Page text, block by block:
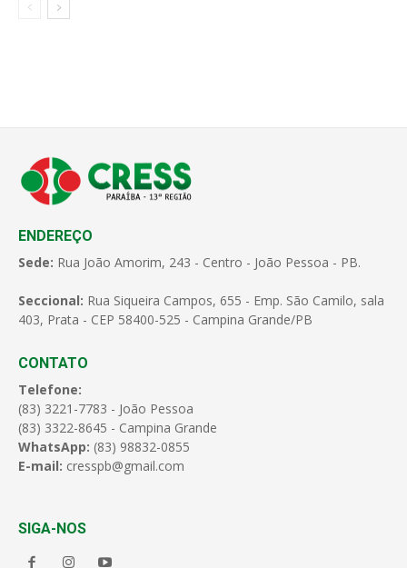
ENDEREÇO
Sede: Rua João Amorim, 243 - Centro - João Pessoa - PB.
Seccional: Rua Siqueira Campos, 655 - Emp. São Camilo, sala
403, Prata - CEP 58400-525 - Campina Grande/PB
CONTATO
Telefone:
(83) 3221-7783 - João Pessoa
(83) 3322-8645 - Campina Grande
WhatsApp: (83) 98832-0855
E-mail: cresspb@gmail.com
SIGA-NOS